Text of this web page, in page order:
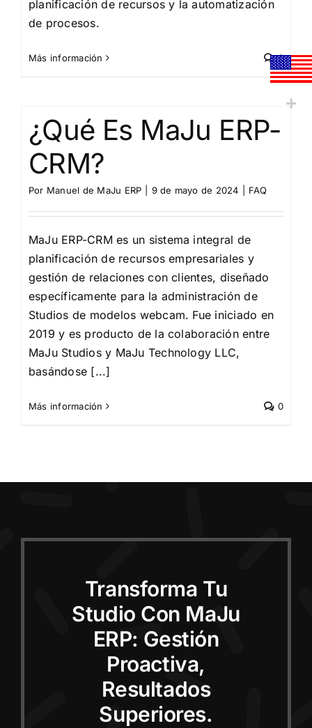
planificación de recursos y la automatización
de procesos.
Más información 0
¿Qué Es MaJu ERP-
CRM?
Por Manuel de MaJu ERP 9 de mayo de 2024 FAQ
MaJu ERP-CRM es un sistema integral de
planificación de recursos empresariales y
gestión de relaciones con clientes, diseñado
específicamente para la administración de
Studios de modelos webcam. Fue iniciado en
2019 y es producto de la colaboración entre
MaJu Studios y MaJu Technology LLC,
basándose [...]
Más información 0
Transforma Tu
Studio Con MaJu
ERP: Gestión
Proactiva,
Resultados
Superiores.